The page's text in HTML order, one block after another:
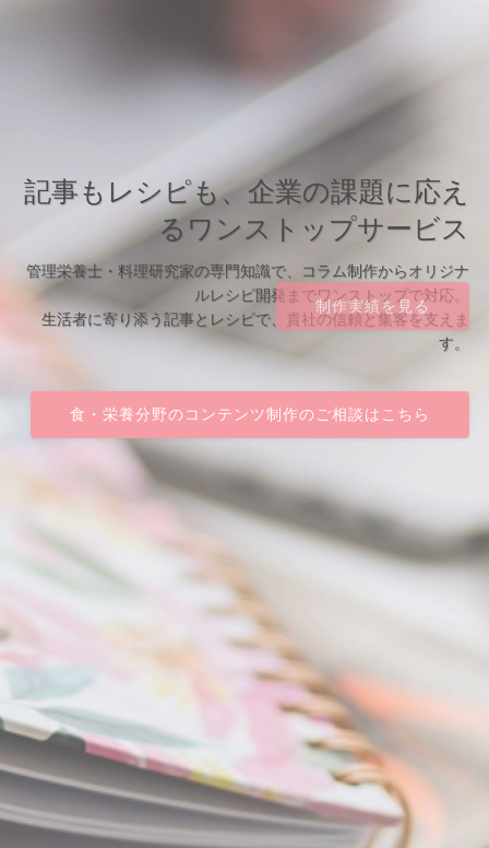
記事もレシピも、企業の課題に応え
るワンストップサービス
管理栄養士・料理研究家の専門知識で、コラム制作からオリジナ
ルレシピ開発までワンストップで対応。
生活者に寄り添う記事とレシピで、貴社の信頼と集客を支えま
す。
食・栄養分野のコンテンツ制作のご相談はこちら
制作実績を見る
食・栄養分野のコンテンツ制作のご相談はこちら